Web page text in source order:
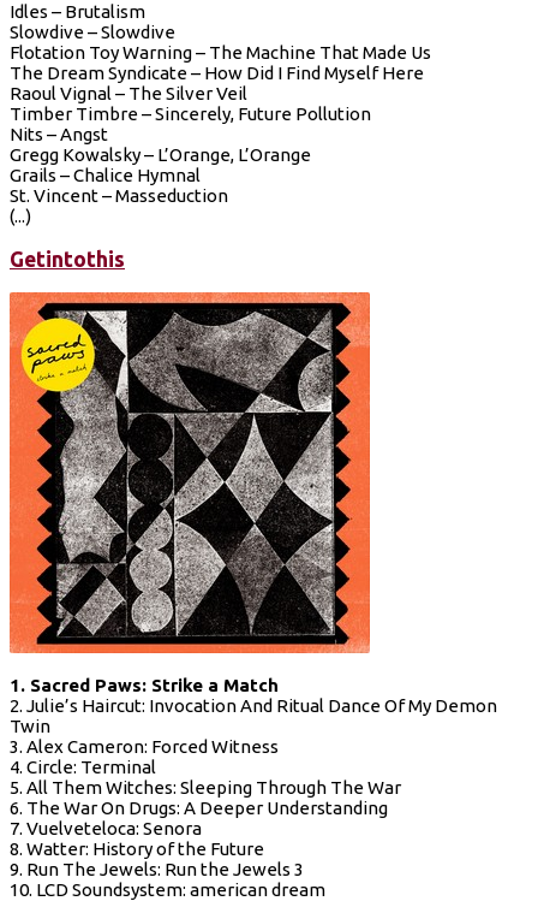
Idles – Brutalism
Slowdive – Slowdive
Flotation Toy Warning – The Machine That Made Us
The Dream Syndicate – How Did I Find Myself Here
Raoul Vignal – The Silver Veil
Timber Timbre – Sincerely, Future Pollution
Nits – Angst
Gregg Kowalsky – L’Orange, L’Orange
Grails – Chalice Hymnal
St. Vincent – Masseduction
(...)
Getintothis
1. Sacred Paws: Strike a Match
2. Julie’s Haircut: Invocation And Ritual Dance Of My Demon
Twin
3. Alex Cameron: Forced Witness
4. Circle: Terminal
5. All Them Witches: Sleeping Through The War
6. The War On Drugs: A Deeper Understanding
7. Vuelveteloca: Senora
8. Watter: History of the Future
9. Run The Jewels: Run the Jewels 3
10. LCD Soundsystem: american dream